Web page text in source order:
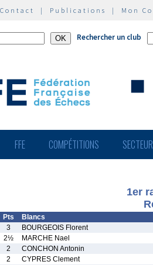
Contact | Publications | Mon
Rechercher un club
FFE COMPÉTITIONS
1er
Pts
Blancs
3
BOURGEOIS Florent
2½
MARCHE Nael
2
CONCHON Antonin
2
CYPRES Clement